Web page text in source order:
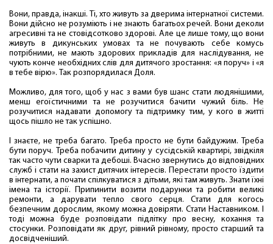
Вони, правда, інакші. Ті, хто живуть за дверима інтернатної системи.
Вони дійсно не розуміють і не знають багатьох речей. Вони деколи
агресивні та не стовідсотково здорові. Але це лише тому, що вони
живуть в дикунських умовах та не почувають себе комусь
потрібними, не мають здорових прикладів для наслідування, не
чують конче необхідних слів для дитячого зростання: «я поруч» і «я
в тебе вірю». Так розпорядилася Доля.
Можливо, для того, щоб у нас з вами був шанс стати людянішими,
менш егоїстичними та не розучитися бачити чужий біль. Не
розучитися надавати допомогу та підтримку тим, у кого в житті
щось пішло не так успішно.
І знаєте, не треба багато. Треба просто не бути байдужим. Треба
бути поруч. Треба побачити дитину у сусідській квартирі, звідкіля
так часто чути сварки та дебоші. Вчасно звернутись до відповідних
служб і стати на захист дитячих інтересів. Перестати просто їздити
в інтернати, а почати спілкуватися з дітьми, які там живуть. Знати їхні
імена та історії. Припинити возити подарунки та робити великі
ремонти, а дарувати тепло свого серця. Стати для когось
безпечним дорослим, якому можна довіряти. Стати Наставником. І
тоді можна буде розповідати підлітку про весну, кохання та
стосунки. Розповідати як друг, рівний рівному, просто старший та
досвідченіший.